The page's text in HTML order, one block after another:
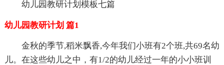
幼儿园教研计划模板七篇
幼儿园教研计划 篇1
金秋的季节,稻米飘香,今年我们小班有2个班,共69名幼
儿。在这些幼儿之中，有1/2的幼儿经过一年的小小班训